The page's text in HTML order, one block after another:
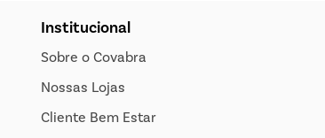
Institucional
Sobre o Covabra
Nossas Lojas
Cliente Bem Estar